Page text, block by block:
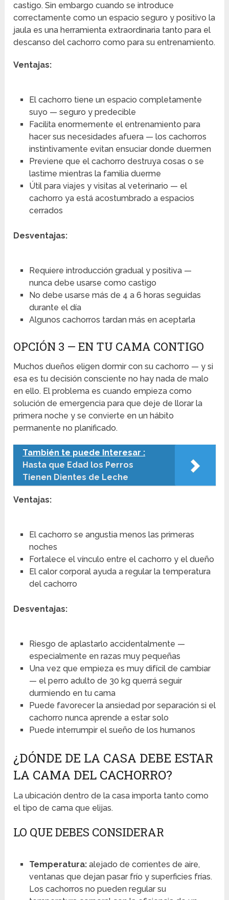
castigo. Sin embargo cuando se introduce
correctamente como un espacio seguro y positivo la
jaula es una herramienta extraordinaria tanto para el
descanso del cachorro como para su entrenamiento.
Ventajas:
El cachorro tiene un espacio completamente
suyo — seguro y predecible
Facilita enormemente el entrenamiento para
hacer sus necesidades afuera — los cachorros
instintivamente evitan ensuciar donde duermen
Previene que el cachorro destruya cosas o se
lastime mientras la familia duerme
Útil para viajes y visitas al veterinario — el
cachorro ya está acostumbrado a espacios
cerrados
Desventajas:
Requiere introducción gradual y positiva —
nunca debe usarse como castigo
No debe usarse más de 4 a 6 horas seguidas
durante el día
Algunos cachorros tardan más en aceptarla
OPCIÓN 3 — EN TU CAMA CONTIGO
Muchos dueños eligen dormir con su cachorro — y si
esa es tu decisión consciente no hay nada de malo
en ello. El problema es cuando empieza como
solución de emergencia para que deje de llorar la
primera noche y se convierte en un hábito
permanente no planificado.
También te puede Interesar :
Hasta que Edad los Perros
Tienen Dientes de Leche
Ventajas:
El cachorro se angustia menos las primeras
noches
Fortalece el vínculo entre el cachorro y el dueño
El calor corporal ayuda a regular la temperatura
del cachorro
Desventajas:
Riesgo de aplastarlo accidentalmente —
especialmente en razas muy pequeñas
Una vez que empieza es muy difícil de cambiar
— el perro adulto de 30 kg querrá seguir
durmiendo en tu cama
Puede favorecer la ansiedad por separación si el
cachorro nunca aprende a estar solo
Puede interrumpir el sueño de los humanos
¿DÓNDE DE LA CASA DEBE ESTAR
LA CAMA DEL CACHORRO?
La ubicación dentro de la casa importa tanto como
el tipo de cama que elijas.
LO QUE DEBES CONSIDERAR
Temperatura:alejado de corrientes de aire,
ventanas que dejan pasar frío y superficies frías.
Los cachorros no pueden regular su